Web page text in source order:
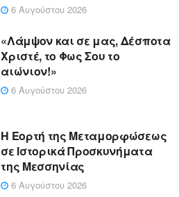
6 Αυγούστου 2026
«Λάμψον και σε μας, Δέσποτα
Χριστέ, το Φως Σου το
αιώνιον!»
6 Αυγούστου 2026
Η Εορτή της Μεταμορφώσεως
σε Ιστορικά Προσκυνήματα
της Μεσσηνίας
6 Αυγούστου 2026